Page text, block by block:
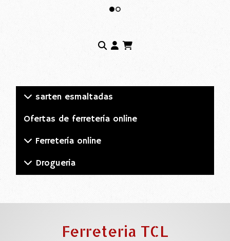
sarten esmaltadas
Ofertas de ferretería online
Ferretería online
Drogueria
Ferreteria TCL